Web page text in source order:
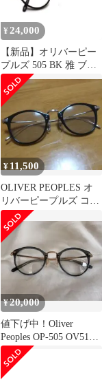
¥ 24,000
【新品】オリバーピー
プルズ 505 BK 雅 ブラ
ック×ゴールド
¥ 11,500
OLIVER PEOPLES オ
リバーピープルズ コー
ディング
¥20,000
値下げ中！Oliver
Peoples OP-505 OV5184
メガネ